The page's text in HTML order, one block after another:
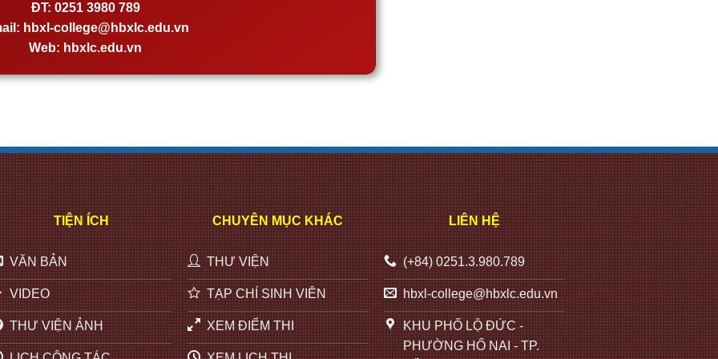
ĐT: 0251 3980 789
hbxl-college@hbxlc.edu.vn
Web: hbxlc.edu.vn
TIỆN ÍCH
VĂN BẢN
VIDEO
THƯ VIỆN ẢNH
CHUYÊN MỤC KHÁC
THƯ VIỆN
TẠP CHÍ SINH VIÊN
XEM ĐIỂM THI
LIÊN HỆ
(+84) 0251.3.980.789
hbxl-college@hbxlc.edu.vn
KHU PHỐ LỘ ĐỨC -
PHƯỜNG HỐ NAI - TP.